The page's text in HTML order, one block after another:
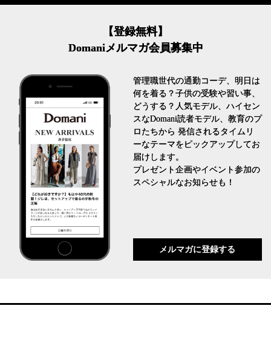
【登録無料】
Domaniメルマガ会員募集中
管理職世代の通勤コーデ、明日は
何を着る？子供の受験や習い事、
どうする？人気モデル、ハイセン
スなDomani読者モデル、教育のプ
ロたちから 発信されるタイムリ
ーなテーマをピックアップしてお
届けします。
プレゼント企画やイベント参加の
スペシャルなお知らせも！
メルマガに登録する